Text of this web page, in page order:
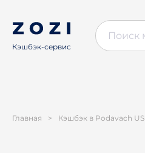
Кэшбэк-сервис
Главная > Кэшбэк в Podavach US